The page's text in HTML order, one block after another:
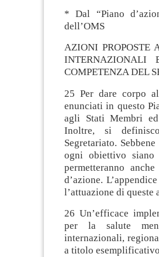
* Dal “Piano
dell’OMS
AZIONI PROPOSTE
COMPETENZA DEL
25 Per dare corpo
enunciati in questo
agli Stati Membri
Inoltre, si
Segretariato.
ogni obiettivo siano
permetteranno
d’azione.
l’attuazione di queste
26 Un’efficace
per la salute
internazionali,
a titolo